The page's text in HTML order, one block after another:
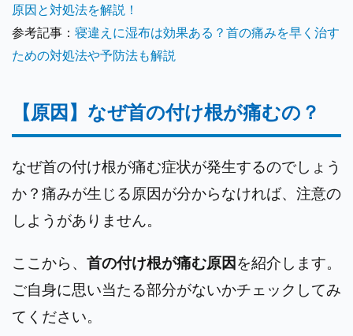
原因と対処法を解説！
参考記事： 寝違えに湿布は効果ある？首の痛みを早く治す
ための対処法や予防法も解説
【原因】なぜ首の付け根が痛むの？
なぜ首の付け根が痛む症状が発生するのでしょう
か？痛みが生じる原因が分からなければ、注意の
しようがありません。
ここから、 首の付け根が痛む原因 を紹介します。
ご自身に思い当たる部分がないかチェックしてみ
てください。